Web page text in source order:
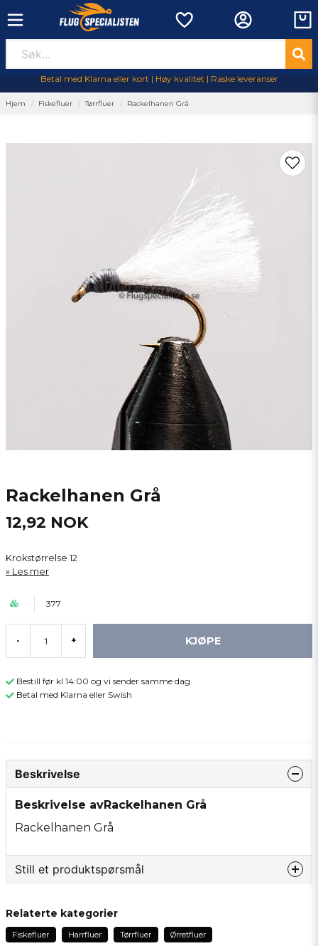
Betal med Klarna eller kort | Høy kvalitet | Raske leveranser
Hjem Fiskefluer Tørrfluer Rackelhanen Grå
Rackelhanen Grå
12,92 NOK
Krokstørrelse 12
Les mer
377
- + KJØPE
Bestill før kl 14:00 og vi sender samme dag
Betal med Klarna eller Swish
Beskrivelse
Beskrivelse avRackelhanen Grå
Rackelhanen Grå
Still et produktspørsmål
Spør oss om noe om dette produktet...
Relaterte kategorier
Fiskefluer Harrfluer Tørrfluer Ørretfluer